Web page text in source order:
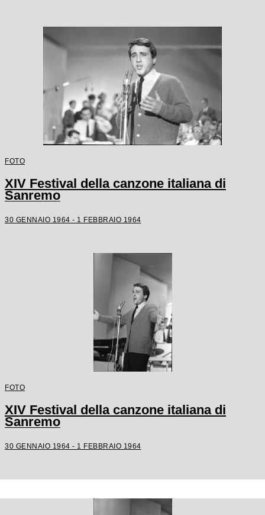
FOTO
XIV Festival della canzone italiana di
Sanremo
30 GENNAIO 1964 - 1 FEBBRAIO 1964
FOTO
XIV Festival della canzone italiana di
Sanremo
30 GENNAIO 1964 - 1 FEBBRAIO 1964